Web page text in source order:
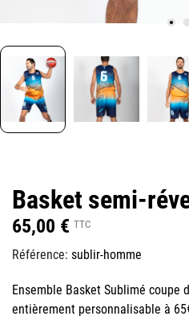
Basket semi-
65,00 € TTC
Référence: sublir-homme
Ensemble Basket Sublimé
entièrement personnalisable à